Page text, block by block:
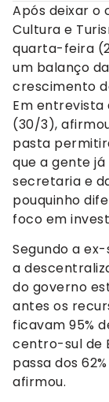
Após deixar o
Cultura e
quarta-feira
um balanço
crescimento
Em entrevista
(30/3),
pasta
que a gente
secretaria e
pouquinho
foco em
Segundo a
a
do governo
antes os
ficavam 95%
centro-sul de
passa dos
afirmou.